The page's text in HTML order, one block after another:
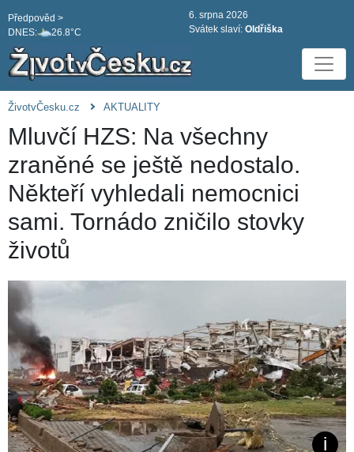
DNES: 26.8°C
Předpověd >
6. srpna 2026
Svátek slaví: Oldřiška
ŽivotvČesku.cz AKTUALITY
Mluvčí HZS: Na všechny
zraněné se ještě nedostalo.
Někteří vyhledali nemocnici
sami. Tornádo zničilo stovky
životů